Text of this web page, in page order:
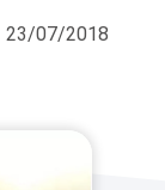
23/07/2018